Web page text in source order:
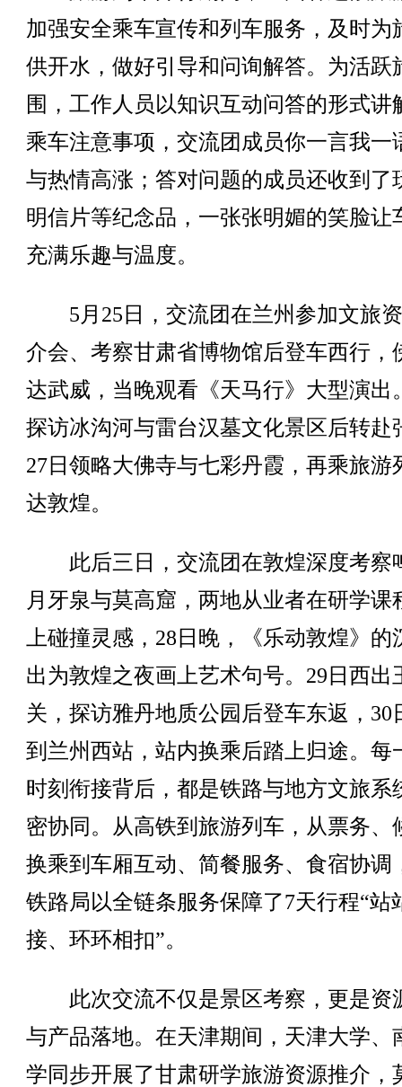
加强安全乘车宣传和列车服务，及时为
供开水，做好引导和问询解答。为活跃
围，工作人员以知识互动问答的形式讲
乘车注意事项，交流团成员你一言我一
与热情高涨；答对问题的成员还收到了
明信片等纪念品，一张张明媚的笑脸让
充满乐趣与温度。
5月25日，交流团在兰州参加文旅
介会、考察甘肃省博物馆后登车西行，
达武威，当晚观看《天马行》大型演出
探访冰沟河与雷台汉墓文化景区后转赴
27日领略大佛寺与七彩丹霞，再乘旅游
达敦煌。
此后三日，交流团在敦煌深度考察
月牙泉与莫高窟，两地从业者在研学课
上碰撞灵感，28日晚，《乐动敦煌》的
出为敦煌之夜画上艺术句号。29日西出
关，探访雅丹地质公园后登车东返，30
到兰州西站，站内换乘后踏上归途。每
时刻衔接背后，都是铁路与地方文旅系
密协同。从高铁到旅游列车，从票务、
换乘到车厢互动、简餐服务、食宿协调
铁路局以全链条服务保障了7天行程“站
接、环环相扣”。
此次交流不仅是景区考察，更是资
与产品落地。在天津期间，天津大学、
学同步开展了甘肃研学旅游资源推介，